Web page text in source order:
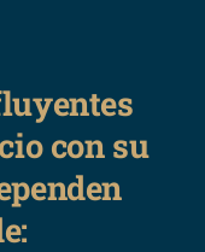
con su